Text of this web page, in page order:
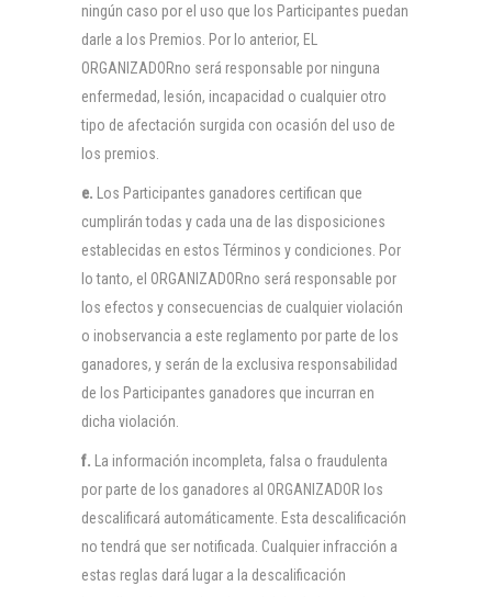
ningún caso por el uso que los Participantes puedan
darle a los Premios. Por lo anterior, EL
ORGANIZADORno será responsable por ninguna
enfermedad, lesión, incapacidad o cualquier otro
tipo de afectación surgida con ocasión del uso de
los premios.
e.
Los Participantes ganadores certifican que
cumplirán todas y cada una de las disposiciones
establecidas en estos Términos y condiciones. Por
lo tanto, el ORGANIZADORno será responsable por
los efectos y consecuencias de cualquier violación
o inobservancia a este reglamento por parte de los
ganadores, y serán de la exclusiva responsabilidad
de los Participantes ganadores que incurran en
dicha violación.
f.
La información incompleta, falsa o fraudulenta
por parte de los ganadores al ORGANIZADOR los
descalificará automáticamente. Esta descalificación
no tendrá que ser notificada. Cualquier infracción a
estas reglas dará lugar a la descalificación